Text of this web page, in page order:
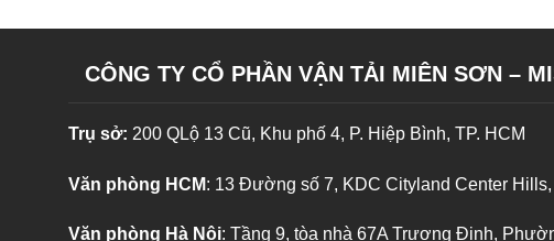
CÔNG TY CỔ PHẦN VẬN TẢI MIÊN SƠN –
Trụ sở: 200 QLộ 13 Cũ, Khu phố 4, P. Hiệp Bình, TP. HCM
Văn phòng HCM: 13 Đường số 7, KDC Cityland Center Hills,
Văn phòng Hà Nội: Tầng 9, tòa nhà 67A Trương Định,